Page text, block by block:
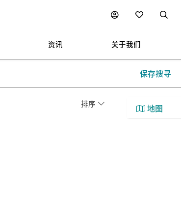
资讯 关于我们
保存搜寻
地图
排序